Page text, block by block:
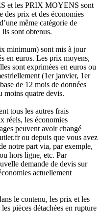
et les PRIX MOYENS sont
des prix et des économies
même catégorie de
sont obtenus.
minimum) sont mis à jour
en euros. Les prix moyens,
sont exprimées en euros ou
(1er janvier, 1er
de 12 mois de données
moins quatre devis.
tous les autres frais
réels, les économies
peuvent avoir changé
ou depuis que vous avez
notre part via, par exemple,
hors ligne, etc. Par
demande de devis sur
actuellement
le contenu, les prix et les
pièces détachées en rupture